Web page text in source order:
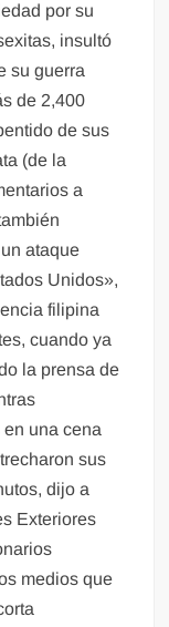
por su
insultó
su guerra
de 2,400
de sus
(de la
a
ataque
Unidos»,
filipina
cuando ya
la prensa de
una cena
sus
dijo a
Exteriores
medios que